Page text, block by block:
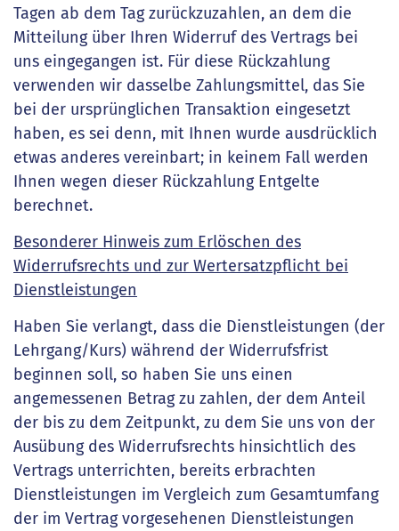
Tagen ab dem Tag zurückzuzahlen, an dem die
Mitteilung über Ihren Widerruf des Vertrags bei
uns eingegangen ist. Für diese Rückzahlung
verwenden wir dasselbe Zahlungsmittel, das Sie
bei der ursprünglichen Transaktion eingesetzt
haben, es sei denn, mit Ihnen wurde ausdrücklich
etwas anderes vereinbart; in keinem Fall werden
Ihnen wegen dieser Rückzahlung Entgelte
berechnet.
Besonderer Hinweis zum Erlöschen des
Widerrufsrechts und zur Wertersatzpflicht bei
Dienstleistungen
Haben Sie verlangt, dass die Dienstleistungen (der
Lehrgang/Kurs) während der Widerrufsfrist
beginnen soll, so haben Sie uns einen
angemessenen Betrag zu zahlen, der dem Anteil
der bis zu dem Zeitpunkt, zu dem Sie uns von der
Ausübung des Widerrufsrechts hinsichtlich des
Vertrags unterrichten, bereits erbrachten
Dienstleistungen im Vergleich zum Gesamtumfang
der im Vertrag vorgesehenen Dienstleistungen